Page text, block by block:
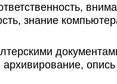
знание
опись